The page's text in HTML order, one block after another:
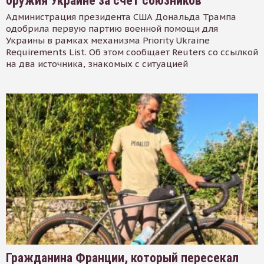
Администрация президента США Дональда Трампа
одобрила первую партию военной помощи для
Украины в рамках механизма Priority Ukraine
Requirements List. Об этом сообщает Reuters со ссылкой
на два источника, знакомых с ситуацией
Гражданина Франции, который пересекал